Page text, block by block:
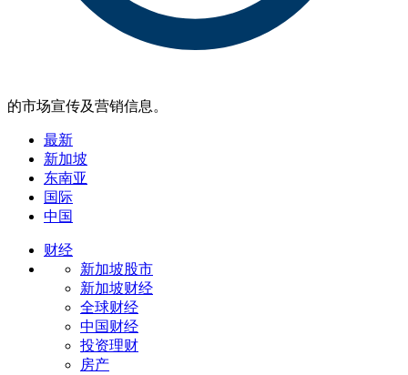
的市场宣传及营销信息。
最新
新加坡
东南亚
国际
中国
财经
新加坡股市
新加坡财经
全球财经
中国财经
投资理财
房产